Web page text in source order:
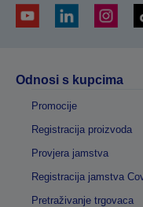
Odnosi s kupcima
Promocije
Registracija proizvoda
Provjera jamstva
Registracija jamstva
Pretraživanje trgovaca